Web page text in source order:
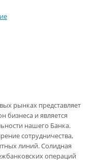
рынках представляет
бизнеса и является
нашего Банка.
сотрудничества,
линий. Солидная
операций